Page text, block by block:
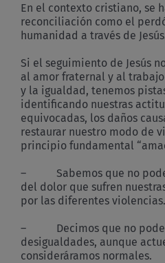
En el contexto cristiano, se
reconciliación como el
humanidad a través de
Si el seguimiento de Jesús
al amor fraternal y al
y la igualdad, tenemos
identificando nuestras
equivocadas, los daños
restaurar nuestro modo de
principio fundamental
– Sabemos que no
del dolor que sufren
por las diferentes violencias.
– Decimos que no
desigualdades, aunque
consideráramos normales.